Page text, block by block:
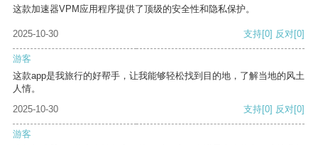
这款加速器VPM应用程序提供了顶级的安全性和隐私保护。
2025-10-30 支持[0] 反对[0]
游客
这款app是我旅行的好帮手，让我能够轻松找到目的地，了解当地的风土
人情。
2025-10-30
支持[0] 反对[0]
游客